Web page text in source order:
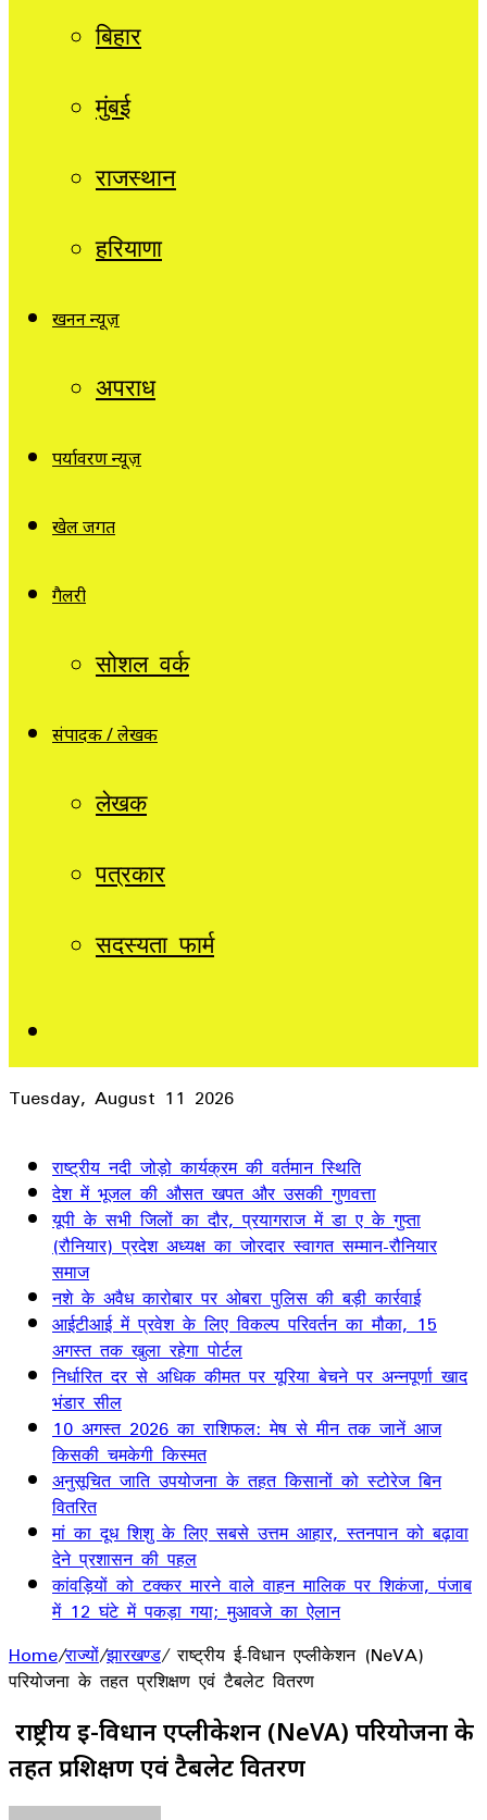
बिहार
मुंबई
राजस्थान
हरियाणा
खनन न्यूज़
अपराध
पर्यावरण न्यूज़
खेल जगत
गैलरी
सोशल वर्क
संपादक / लेखक
लेखक
पत्रकार
सदस्यता फार्म
Tuesday, August 11 2026
राष्ट्रीय नदी जोड़ो कार्यक्रम की वर्तमान स्थिति
देश में भूजल की औसत खपत और उसकी गुणवत्ता
यूपी के सभी जिलों का दौर, प्रयागराज में डा ए के गुप्ता
(रौनियार) प्रदेश अध्यक्ष का जोरदार स्वागत सम्मान-रौनियार
समाज
नशे के अवैध कारोबार पर ओबरा पुलिस की बड़ी कार्रवाई
आईटीआई में प्रवेश के लिए विकल्प परिवर्तन का मौका, 15
अगस्त तक खुला रहेगा पोर्टल
निर्धारित दर से अधिक कीमत पर यूरिया बेचने पर अन्नपूर्णा खाद
भंडार सील
10 अगस्त 2026 का राशिफल: मेष से मीन तक जानें आज
किसकी चमकेगी किस्मत
अनुसूचित जाति उपयोजना के तहत किसानों को स्टोरेज बिन
वितरित
मां का दूध शिशु के लिए सबसे उत्तम आहार, स्तनपान को बढ़ावा
देने प्रशासन की पहल
कांवड़ियों को टक्कर मारने वाले वाहन मालिक पर शिकंजा, पंजाब
में 12 घंटे में पकड़ा गया; मुआवजे का ऐलान
Home/राज्यों/झारखण्ड/राष्ट्रीय ई-विधान एप्लीकेशन (NeVA)
परियोजना के तहत प्रशिक्षण एवं टैबलेट वितरण
राष्ट्रीय ई-विधान एप्लीकेशन (NeVA) परियोजना के
तहत प्रशिक्षण एवं टैबलेट वितरण